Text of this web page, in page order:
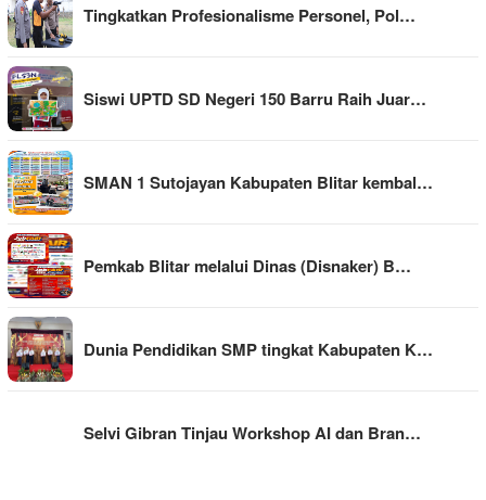
Tingkatkan Profesionalisme Personel, Pol…
Siswi UPTD SD Negeri 150 Barru Raih Juar…
SMAN 1 Sutojayan Kabupaten Blitar kembal…
Pemkab Blitar melalui Dinas (Disnaker) B…
Dunia Pendidikan SMP tingkat Kabupaten K…
Selvi Gibran Tinjau Workshop AI dan Bran…